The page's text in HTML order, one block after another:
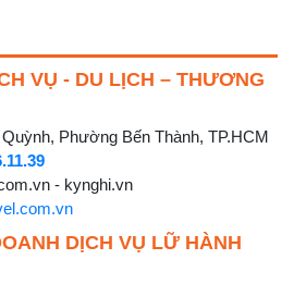
VỤ - DU LỊCH – THƯƠNG
Phường Bến Thành, TP.HCM
- kynghi.vn
DỊCH VỤ LỮ HÀNH